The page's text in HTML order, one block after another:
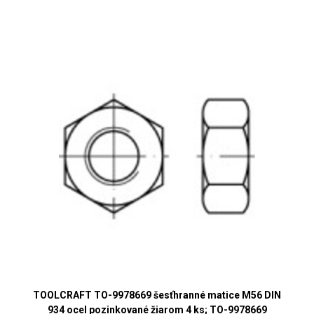
TOOLCRAFT TO-9978669 šesťhranné matice M56 DIN
934 ocel pozinkované žiarom 4 ks; TO-9978669